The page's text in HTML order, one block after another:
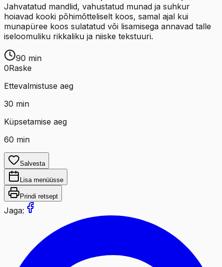
Jahvatatud mandlid, vahustatud munad ja suhkur
hoiavad kooki põhimõtteliselt koos, samal ajal kui
munapüree koos sulatatud või lisamisega annavad talle
iseloomuliku rikkaliku ja niiske tekstuuri.
90 min
0Raske
Ettevalmistuse aeg
30 min
Küpsetamise aeg
60 min
Salvesta
Lisa menüüsse
Prindi retsept
Jaga: